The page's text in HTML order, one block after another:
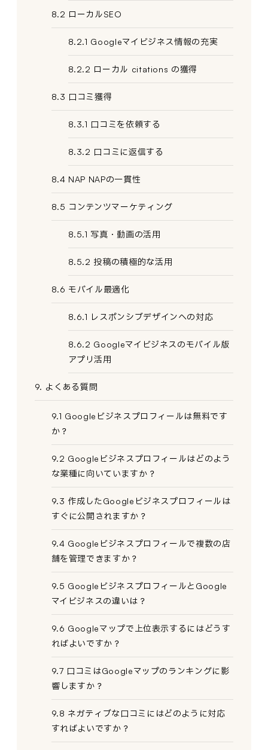
8.2 ローカルSEO
8.2.1 Googleマイビジネス情報の充実
8.2.2 ローカル citations の獲得
8.3 口コミ獲得
8.3.1 口コミを依頼する
8.3.2 口コミに返信する
8.4 NAP NAPの一貫性
8.5 コンテンツマーケティング
8.5.1 写真・動画の活用
8.5.2 投稿の積極的な活用
8.6 モバイル最適化
8.6.1 レスポンシブデザインへの対応
8.6.2 Googleマイビジネスのモバイル版
アプリ活用
9. よくある質問
9.1 Googleビジネスプロフィールは無料です
か？
9.2 Googleビジネスプロフィールはどのよう
な業種に向いていますか？
9.3 作成したGoogleビジネスプロフィールは
すぐに公開されますか？
9.4 Googleビジネスプロフィールで複数の店
舗を管理できますか？
9.5 GoogleビジネスプロフィールとGoogle
マイビジネスの違いは？
9.6 Googleマップで上位表示するにはどうす
ればよいですか？
9.7 口コミはGoogleマップのランキングに影
響しますか？
9.8 ネガティブな口コミにはどのように対応
すればよいですか？